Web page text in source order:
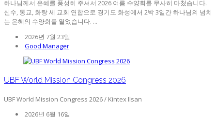
하나님께서 은혜를 풍성히 주셔서 2026 여름 수양회를 무사히 마쳤습니다.
신수, 동교, 화랑 세 교회 연합으로 경기도 화성에서 2박 3일간 하나님의 넘치
는 은혜의 수양회를 열었습니다. ...
2026년 7월 23일
Good Manager
UBF World Mission Congress 2026
UBF World Mission Congress 2026 / Kintex Ilsan
2026년 6월 16일